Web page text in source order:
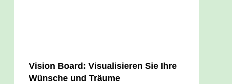
Vision Board: Visualisieren Sie Ihre
Wünsche und Träume